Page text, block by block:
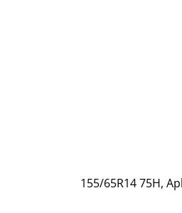
155/65R14 75H,